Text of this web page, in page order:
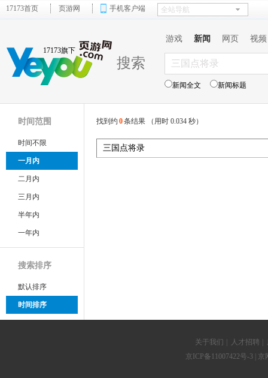
17173首页 页游网 手机客户端
17173旗下
游戏 新闻 网页 视频
搜索
新闻全文 新闻标题
时间范围
时间不限
一月内
二月内
三月内
半年内
一年内
搜索排序
默认排序
时间排序
找到约 0条结果 （用时 0.034 秒）
关于我们 人才招聘
京ICP备11007422号-3| 京